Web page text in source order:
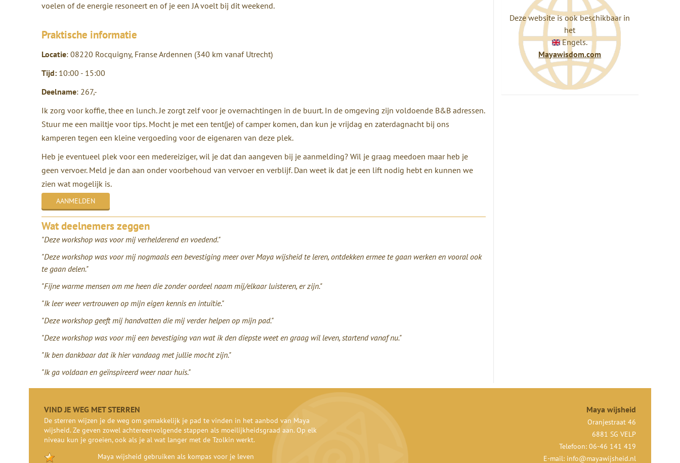
voelen of de energie resoneert en of je een JA voelt bij dit weekend.
Praktische informatie
Locatie: 08220 Rocquigny, Franse Ardennen (340 km vanaf Utrecht)
Tijd: 10:00 - 15:00
Deelname: 267,-
Ik zorg voor koffie, thee en lunch.Je zorgt zelf voor je overnachtingen in de buurt. In de omgeving zijn voldoende B&B adressen.
Stuur me een mailtje voor tips. Mocht je met een tent(je) of camper komen, dan kun je vrijdag en zaterdagnacht bij ons
kamperen tegen een kleine vergoeding voor de eigenaren van deze plek.
Heb je eventueel plek voor een medereiziger, wil je dat dan aangeven bij je aanmelding? Wil je graag meedoen maar heb je
geen vervoer. Meld je dan aan onder voorbehoud van vervoer en verblijf. Dan weet ik dat je een lift nodig hebt en kunnen we
zien wat mogelijk is.
Wat deelnemers zeggen
"Deze workshop was voor mij verhelderend en voedend."
"Deze workshop was voor mij nogmaals een bevestiging meer over Maya wijsheid te leren, ontdekken ermee te gaan werken en vooral ook
te gaan delen."
"Fijne warme mensen om me heen die zonder oordeel naam mij/elkaar luisteren, er zijn."
"Ik leer weer vertrouwen op mijn eigen kennis en intuïtie."
"Deze workshop geeft mij handvatten die mij verder helpen op mijn pad."
"Deze workshop was voor mij een bevestiging van wat ik den diepste weet en graag wil leven, startend vanaf nu."
"Ik ben dankbaar dat ik hier vandaag met jullie mocht zijn."
"Ik ga voldaan en geïnspireerd weer naar huis."
Deze website is ook beschikbaar in
het
Engels.
Mayawisdom.com
VIND JE WEG MET STERREN
De sterren wijzen je de weg om gemakkelijk je pad te vinden in het aanbod van Maya
wijsheid. Ze geven zowel achtereenvolgende stappen als moeilijkheidsgraad aan. Op elk
niveau kun je groeien, ook als je al wat langer met de Tzolkin werkt.
Maya wijsheid gebruiken als kompas voor je leven
Maya wijsheid
Oranjestraat 46
6881 SG VELP
Telefoon: 06-46 141 419
E-mail: info@mayawijsheid.nl